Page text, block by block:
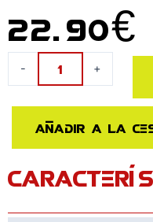
22.90€
-
20cm
+
Añadir a la